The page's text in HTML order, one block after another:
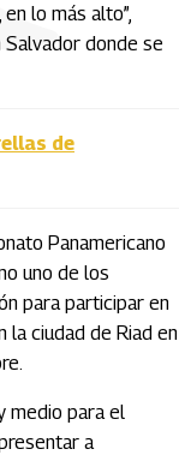
lo más alto”,
donde se
de
Panamericano
uno de los
para participar en
la ciudad de Riad en
medio para el
a